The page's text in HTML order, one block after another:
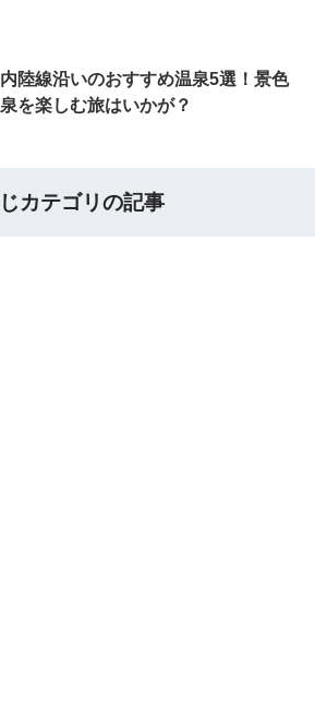
陸線沿いのおすすめ温泉5選！景色
を楽しむ旅はいかが？
カテゴリの記事